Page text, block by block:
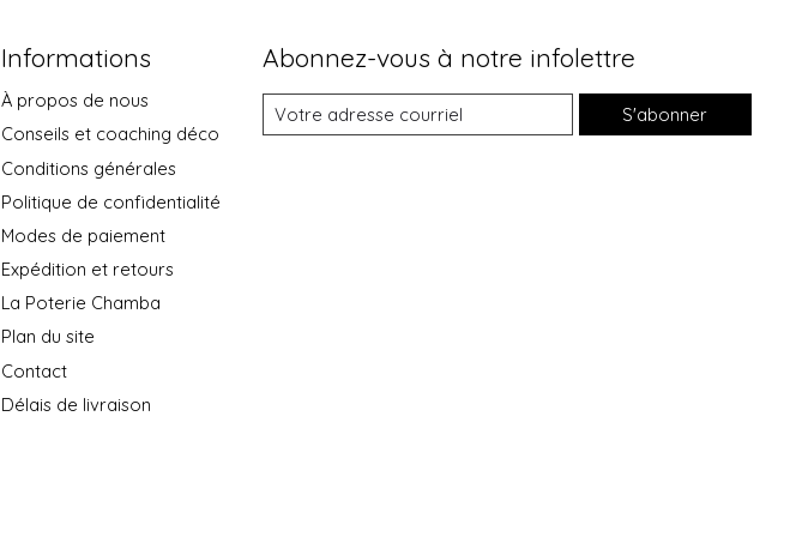
Informations
À propos de nous
Conseils et coaching déco
Conditions générales
Politique de confidentialité
Modes de paiement
Expédition et retours
La Poterie Chamba
Plan du site
Contact
Délais de livraison
Abonnez-vous à notre infolettre
S'abonner